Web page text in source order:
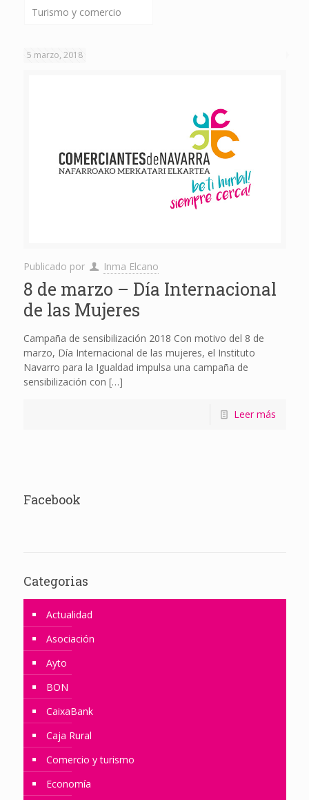
Turismo y comercio
5 marzo, 2018
Publicado por Inma Elcano
8 de marzo – Día Internacional
de las Mujeres
Campaña de sensibilización 2018 Con motivo del 8 de
marzo, Día Internacional de las mujeres, el Instituto
Navarro para la Igualdad impulsa una campaña de
sensibilización con […]
Leer más
Facebook
Categorias
Actualidad
Asociación
Ayto
BON
CaixaBank
Caja Rural
Comercio y turismo
Economía